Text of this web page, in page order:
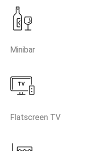
Minibar
Flatscreen TV